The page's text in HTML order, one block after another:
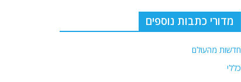
מדורי כתבות נוספים
חדשות מהעולם
כללי